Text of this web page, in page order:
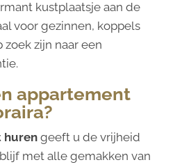
kustplaatsje aan de
voor gezinnen, koppels
zijn naar een
appartement
hurengeeft u de vrijheid
met alle gemakken van